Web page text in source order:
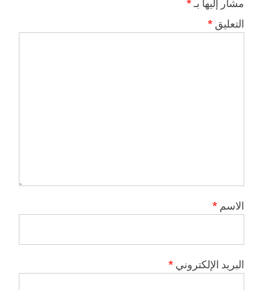
مشار إليها بـ *
التعليق *
الاسم *
البريد الإلكتروني *